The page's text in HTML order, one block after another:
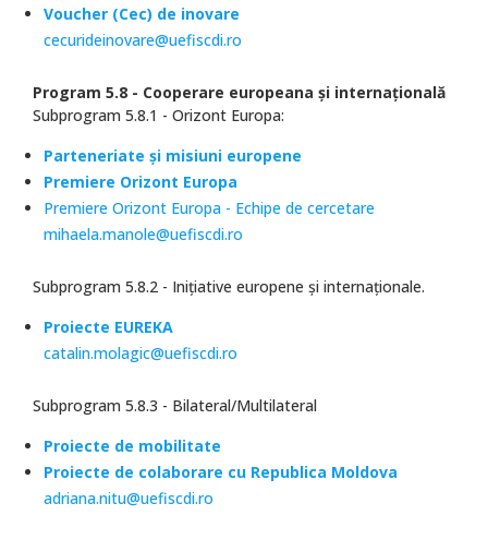
Voucher (Cec) de inovare
cecurideinovare@uefiscdi.ro
Program 5.8 - Cooperare europeana și internațională
Subprogram 5.8.1 - Orizont Europa:
Parteneriate și misiuni europene
Premiere Orizont Europa
Premiere Orizont Europa - Echipe de cercetare
mihaela.manole@uefiscdi.ro
Subprogram 5.8.2 - Inițiative europene și internaționale.
Proiecte EUREKA
catalin.molagic@uefiscdi.ro
Subprogram 5.8.3 - Bilateral/Multilateral
Proiecte de mobilitate
Proiecte de colaborare cu Republica Moldova
adriana.nitu@uefiscdi.ro